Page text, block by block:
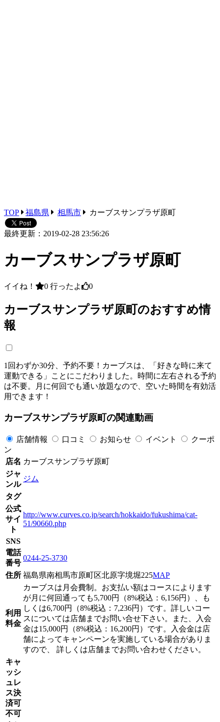
TOP 福島県 相馬市 カーブスサンプラザ原町
最終更新：2019-02-28 23:56:26
カーブスサンプラザ原町
イイね！ 0 行ったよ 0
カーブスサンプラザ原町のおすすめ情
報
1回わずか30分、予約不要！カーブスは、「好きな時に来て
運動できる」ことにこだわりました。時間に左右される予約
は不要。月に何回でも通い放題なので、空いた時間を有効活
用できます！
カーブスサンプラザ原町の関連動画
店舗情報 口コミ お知らせ イベント
クーポ
ン
店名 カーブスサンプラザ原町
ジャ
ンル
ジム
タグ
公式
サイ
ト
http://www.curves.co.jp/search/hokkaido/fukushima/cat-
51/90660.php
SNS
電話
番号
0244-25-3730
住所 福島県南相馬市原町区北原字境堀225MAP
利用
料金
カーブスは月会費制。お支払い額はコースによります
が月に何回通っても5,700円（8%税込：6,156円）、も
しくは6,700円（8%税込：7,236円）です。詳しいコー
スについては店舗までお問い合せ下さい。また、入会
金は15,000円（8%税込：16,200円）です。入会金は店
舗によってキャンペーンを実施している場合がありま
すので、 詳しくは店舗までお問い合わせください。
キャ
ッシ
ュレ
ス決
済可
不可